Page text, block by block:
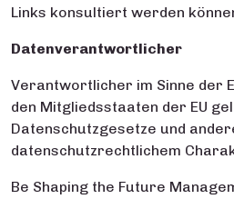
Links konsultiert werden
Datenverantwortlicher
Verantwortlicher im Sinne der
den Mitgliedsstaaten der EU
Datenschutzgesetze und
datenschutzrechtlichem
Be Shaping the Future